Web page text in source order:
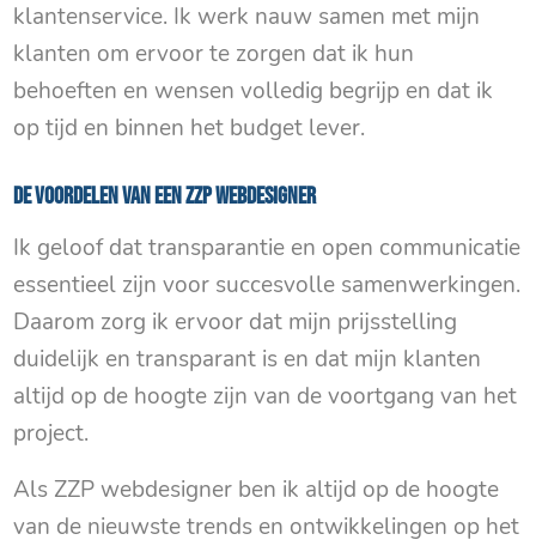
klantenservice. Ik werk nauw samen met mijn
klanten om ervoor te zorgen dat ik hun
behoeften en wensen volledig begrijp en dat ik
op tijd en binnen het budget lever.
De voordelen van een ZZP Webdesigner
Ik geloof dat transparantie en open communicatie
essentieel zijn voor succesvolle samenwerkingen.
Daarom zorg ik ervoor dat mijn prijsstelling
duidelijk en transparant is en dat mijn klanten
altijd op de hoogte zijn van de voortgang van het
project.
Als ZZP webdesigner ben ik altijd op de hoogte
van de nieuwste trends en ontwikkelingen op het